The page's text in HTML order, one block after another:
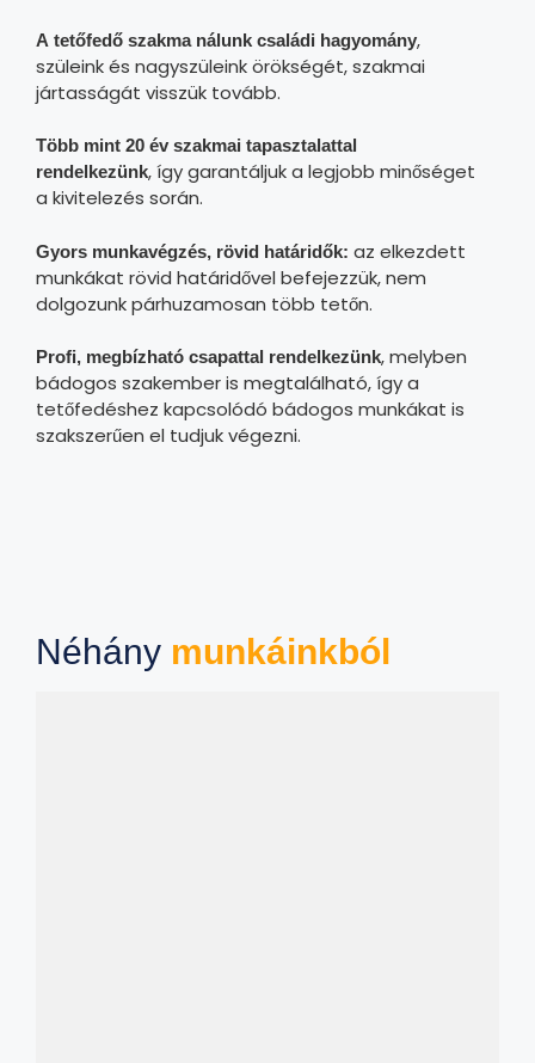
A tetőfedő szakma nálunk családi hagyomány,
szüleink és nagyszüleink örökségét, szakmai
jártasságát visszük tovább.
Több mint 20 év szakmai tapasztalattal
rendelkezünk, így garantáljuk a legjobb minőséget
a kivitelezés során.
Gyors munkavégzés, rövid határidők: az elkezdett
munkákat rövid határidővel befejezzük, nem
dolgozunk párhuzamosan több tetőn.
Profi, megbízható csapattal rendelkezünk, melyben
bádogos szakember is megtalálható, így a
tetőfedéshez kapcsolódó bádogos munkákat is
szakszerűen el tudjuk végezni.
Néhány munkáinkból